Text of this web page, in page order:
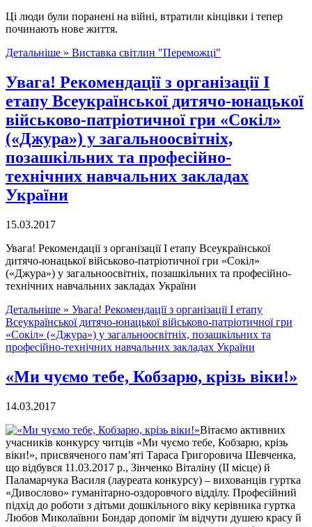
Ці люди були поранені на війні, втратили кінцівки і тепер
починають нове життя.
Детальніше » Виставка світлин "Переможці"
Увага! Рекомендації з організації І
етапу Всеукраїнської дитячо-юнацької
військово-патріотичної гри «Сокіл»
(«Джура») у загальноосвітніх,
позашкільних та професійно-
технічних навчальних закладах
України
15.03.2017
Увага! Рекомендації з організації І етапу Всеукраїнської
дитячо-юнацької військово-патріотичної гри «Сокіл»
(«Джура») у загальноосвітніх, позашкільних та професійно-
технічних навчальних закладах України
Детальніше » Увага! Рекомендації з організації І етапу
Всеукраїнської дитячо-юнацької військово-патріотичної гри
«Сокіл» («Джура») у загальноосвітніх, позашкільних та
професійно-технічних навчальних закладах України
«Ми чуємо тебе, Кобзарю, крізь віки!»
14.03.2017
Вітаємо активних
учасників конкурсу читців «Ми чуємо тебе, Кобзарю, крізь
віки!», присвяченого пам’яті Тараса Григоровича Шевченка,
що відбувся 11.03.2017 р., Зінченко Віталіну (ІІ місце) й
Паламарчука Василя (лауреата конкурсу) – вихованців гуртка
«Дивослово» гуманітарно-оздоровчого відділу. Професійний
підхід до роботи з дітьми дошкільного віку керівника гуртка
Любов Миколаївни Бондар допоміг їм відчути душею красу й